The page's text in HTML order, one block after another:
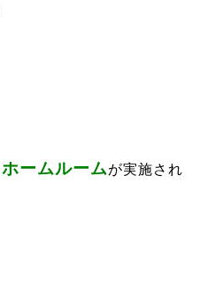
ホームルームが実施され